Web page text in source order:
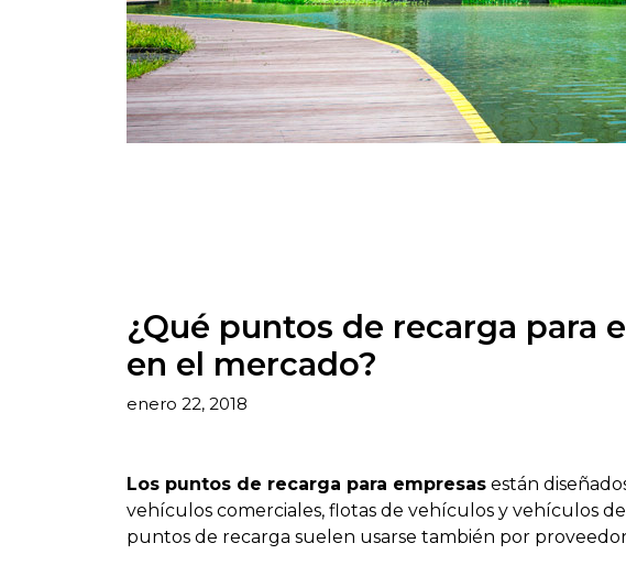
¿Qué puntos de recarga para
en el mercado?
enero 22, 2018
Los puntos de recarga para empresasestán
vehículos comerciales, flotas de vehículos y vehículos
puntos de recarga suelen usarse también por